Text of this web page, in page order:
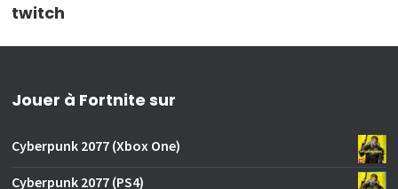
twitch
Jouer à Fortnite sur
Cyberpunk 2077 (Xbox One)
Cyberpunk 2077 (PS4)